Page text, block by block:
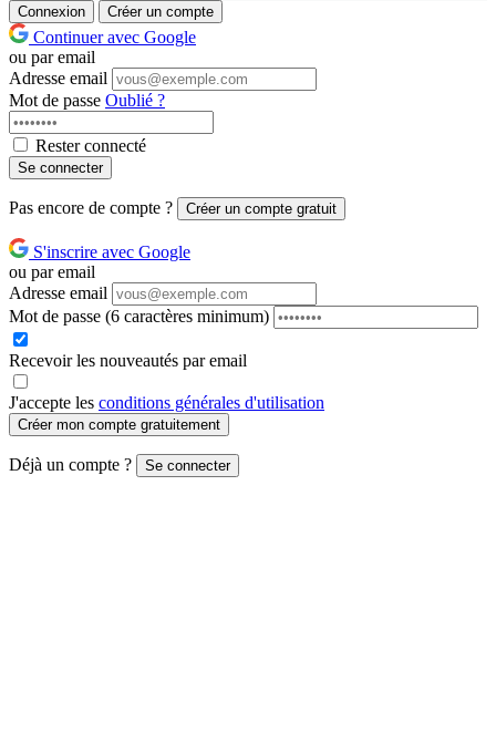
Connexion Créer un compte
Continuer avec Google
ou par email
Adresse email
Mot de passe Oublié ?
Rester connecté
Se connecter
Pas encore de compte ? Créer un compte gratuit
S'inscrire avec Google
ou par email
Adresse email
Mot de passe (6 caractères minimum)
Recevoir les nouveautés par email
J'accepte les conditions générales d'utilisation
Créer mon compte gratuitement
Déjà un compte ? Se connecter